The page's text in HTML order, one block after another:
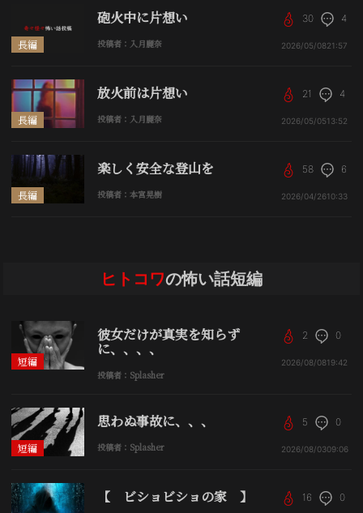
長編
砲火中に片想い
投稿者：入月麗奈
30 4
2026/05/0821:57
長編
放火前は片想い
投稿者：入月麗奈
21 4
2026/05/0513:52
長編
楽しく安全な登山を
投稿者：本宮晃樹
58 6
2026/04/2610:33
ヒトコワの怖い話短編
短編
彼女だけが真実を知らず
に、、、、
投稿者：Splasher
2 0
2026/08/0819:42
短編
思わぬ事故に、、、
投稿者：Splasher
5 0
2026/08/0309:06
【 ビショビショの家 】 16 0